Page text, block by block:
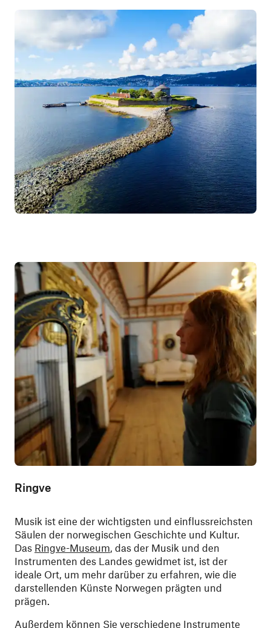
Ringve
Musik ist eine der wichtigsten und einflussreichsten
Säulen der norwegischen Geschichte und Kultur.
Das Ringve-Museum, das der Musik und den
Instrumenten des Landes gewidmet ist, ist der
ideale Ort, um mehr darüber zu erfahren, wie die
darstellenden Künste Norwegen prägten und
prägen.
Außerdem können Sie verschiedene Instrumente